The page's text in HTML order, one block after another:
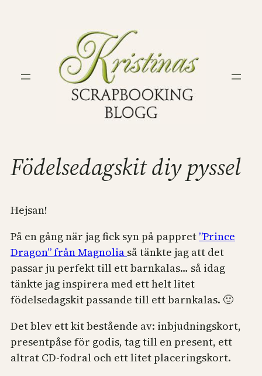
Födelsedagskit diy pyssel
Hejsan!
På en gång när jag fick syn på pappret”Prince
Dragon” från Magnolia så tänkte jag att det
passar ju perfekt till ett barnkalas… så idag
tänkte jag inspirera med ett helt litet
födelsedagskit passande till ett barnkalas. 🙂
Det blev ett kit bestående av: inbjudningskort,
presentpåse för godis, tag till en present, ett
altrat CD-fodral och ett litet placeringskort.